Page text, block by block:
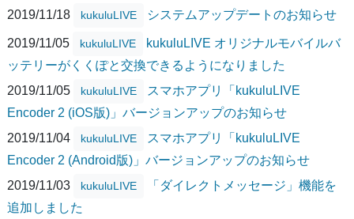
2019/11/18
kukuluLIVE システムアップデートのお知らせ
2019/11/05 kukuluLIVE
kukuluLIVE オリジナルモバイルバ
ッテリーがくくぽと交換できるようになりました
2019/11/05
kukuluLIVE
スマホアプリ「kukuluLIVE
Encoder 2 (iOS版)」バージョンアップのお知らせ
2019/11/04
kukuluLIVE
スマホアプリ「kukuluLIVE
Encoder 2 (Android版)」バージョンアップのお知らせ
2019/11/03
kukuluLIVE
「ダイレクトメッセージ」機能を
追加しました